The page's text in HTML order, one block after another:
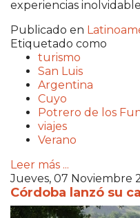
experiencias
Publicado en
Etiquetado como
turismo
San Luis
Argentina
Cuyo
Potrero de los
viajes
Verano
Leer más ...
Jueves, 07 Noviembre
Córdoba lanzó su